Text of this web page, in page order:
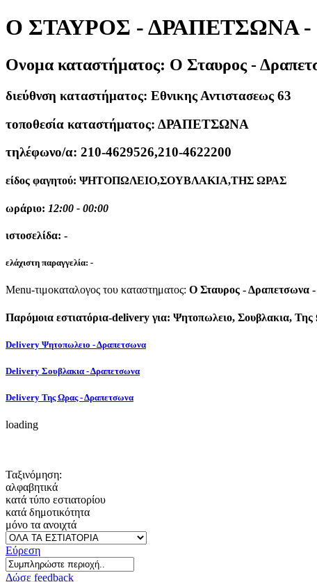
Ο ΣΤΑΥΡΟΣ - ΔΡΑΠΕΤΣΩΝΑ
Ονομα καταστήματος: Ο Σταυρος -
διεύθνση καταστήματος: Εθνικης Αντιστασεως 63
τοποθεσία καταστήματος: ΔΡΑΠΕΤΣΩΝΑ
τηλέφωνο/α: 210-4629526,210-4622200
είδος φαγητού: ΨΗΤΟΠΩΛΕΙΟ,ΣΟΥΒΛΑΚΙΑ,ΤΗΣ ΩΡΑΣ
ωράριο: 12:00 - 00:00
ιστοσελίδα: -
ελάχιστη παραγγελία: -
Menu-τιμοκαταλογος του καταστηματος: Ο Σταυρος - Δραπετσωνα -
Παρόμοια εστιατόρια-delivery για: Ψητοπωλειο, Σουβλακια,
Delivery Ψητοπωλειο - Δραπετσωνα
Delivery Σουβλακια - Δραπετσωνα
Delivery Της Ωρας - Δραπετσωνα
loading
Ταξινόμηση:
αλφαβητικά
κατά τύπο εστιατορίου
κατά δημοτικότητα
μόνο τα ανοιχτά
Εύρεση
Δώσε feedback